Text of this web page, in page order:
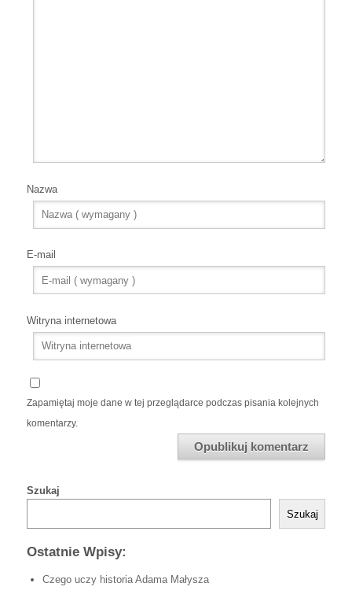
Nazwa
E-mail
Witryna internetowa
Zapamiętaj moje dane w tej przeglądarce podczas pisania kolejnych
komentarzy.
Szukaj
Szukaj
Ostatnie Wpisy:
Czego uczy historia Adama Małysza